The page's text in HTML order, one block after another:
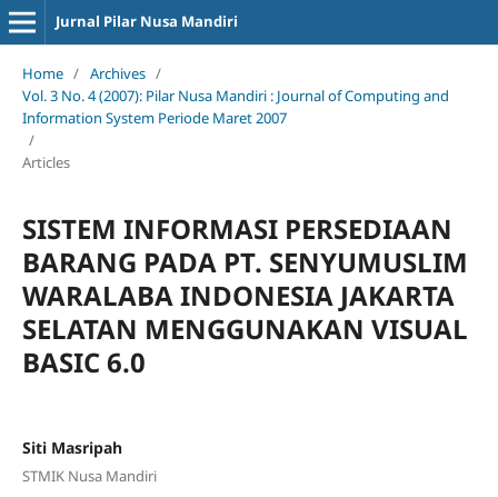
Jurnal Pilar Nusa Mandiri
Home / Archives /
Vol. 3 No. 4 (2007): Pilar Nusa Mandiri : Journal of Computing and
Information System Periode Maret 2007
/
Articles
SISTEM INFORMASI PERSEDIAAN
BARANG PADA PT. SENYUMUSLIM
WARALABA INDONESIA JAKARTA
SELATAN MENGGUNAKAN VISUAL
BASIC 6.0
Siti Masripah
STMIK Nusa Mandiri